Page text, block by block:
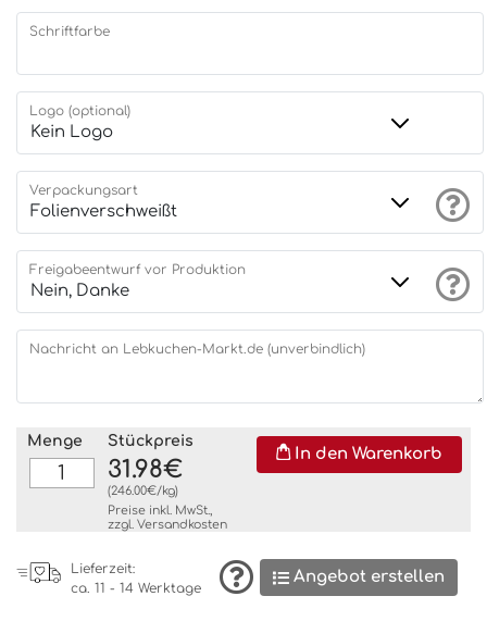
Schriftfarbe
Logo (optional)
Verpackungsart
Freigabeentwurf vor Produktion
Nachricht an Lebkuchen-Markt.de (unverbindlich)
Menge Stückpreis
31.98€
(246.00€/kg)
Preise inkl. MwSt.,
zzgl. Versandkosten
In den Warenkorb
Lieferzeit:
ca. 11 - 14 Werktage
Angebot erstellen